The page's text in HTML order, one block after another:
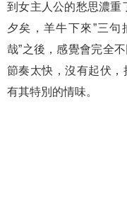
到女主人公的愁思濃重
夕矣，羊牛下來”三句
哉”之後，感覺會完全
節奏太快，沒有起伏
有其特別的情味。